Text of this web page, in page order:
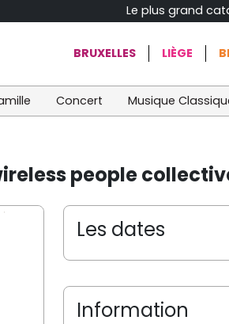
Le plus grand
BRUXELLES LIÈGE
Concert Musique
people
Les dates
Information